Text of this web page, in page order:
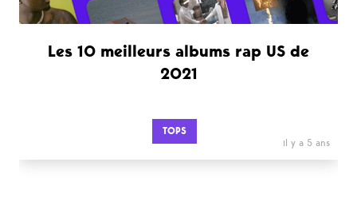
Les 10 meilleurs albums rap US de
2021
TOPS
il y a 5 ans